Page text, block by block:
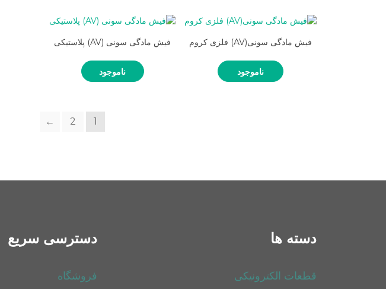
فیش مادگی سونی(AV) فلزی کروم
ناموجود
فیش مادگی سونی (AV) پلاستیکی
ناموجود
1
2
←
دسته ها
قطعات الکترونیکی
دسترسی سریع
فروشگاه